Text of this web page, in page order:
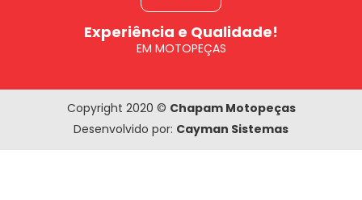
Experiência e Qualidade!
EM MOTOPEÇAS
Copyright 2020 © Chapam Motopeças
Desenvolvido por: Cayman Sistemas